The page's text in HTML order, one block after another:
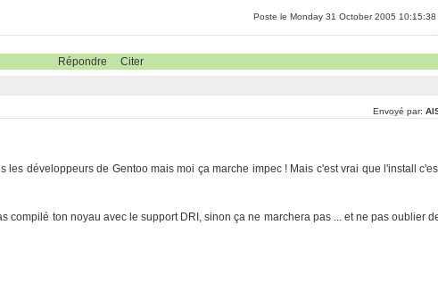
Poste le Monday 31 October 2005 10:15:38
Répondre Citer
Envoyé par:
les développeurs de Gentoo mais moi ça marche impec ! Mais c'est vrai que l'install
compilé ton noyau avec le support DRI, sinon ça ne marchera pas ... et ne pas oublier